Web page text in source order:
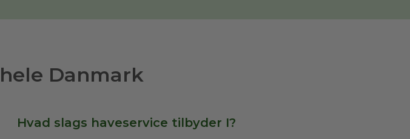
Danmark
Hvad slags haveservice tilbyder I?